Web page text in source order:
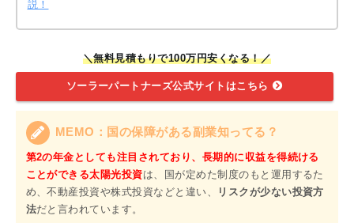
説！
＼無料見積もりで100万円安くなる！／
ソーラーパートナーズ公式サイトはこちら
MEMO：国の保障がある副業知ってる？
第2の年金としても注目されており、長期的に収益を得続ける
ことができる太陽光投資は、国が定めた制度のもと運用するた
め、不動産投資や株式投資などと違い、
リスクが少ない投資方
法だと言われています。